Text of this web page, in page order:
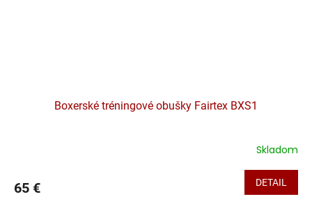
Boxerské tréningové obušky Fairtex BXS1
Skladom
65 € DETAIL